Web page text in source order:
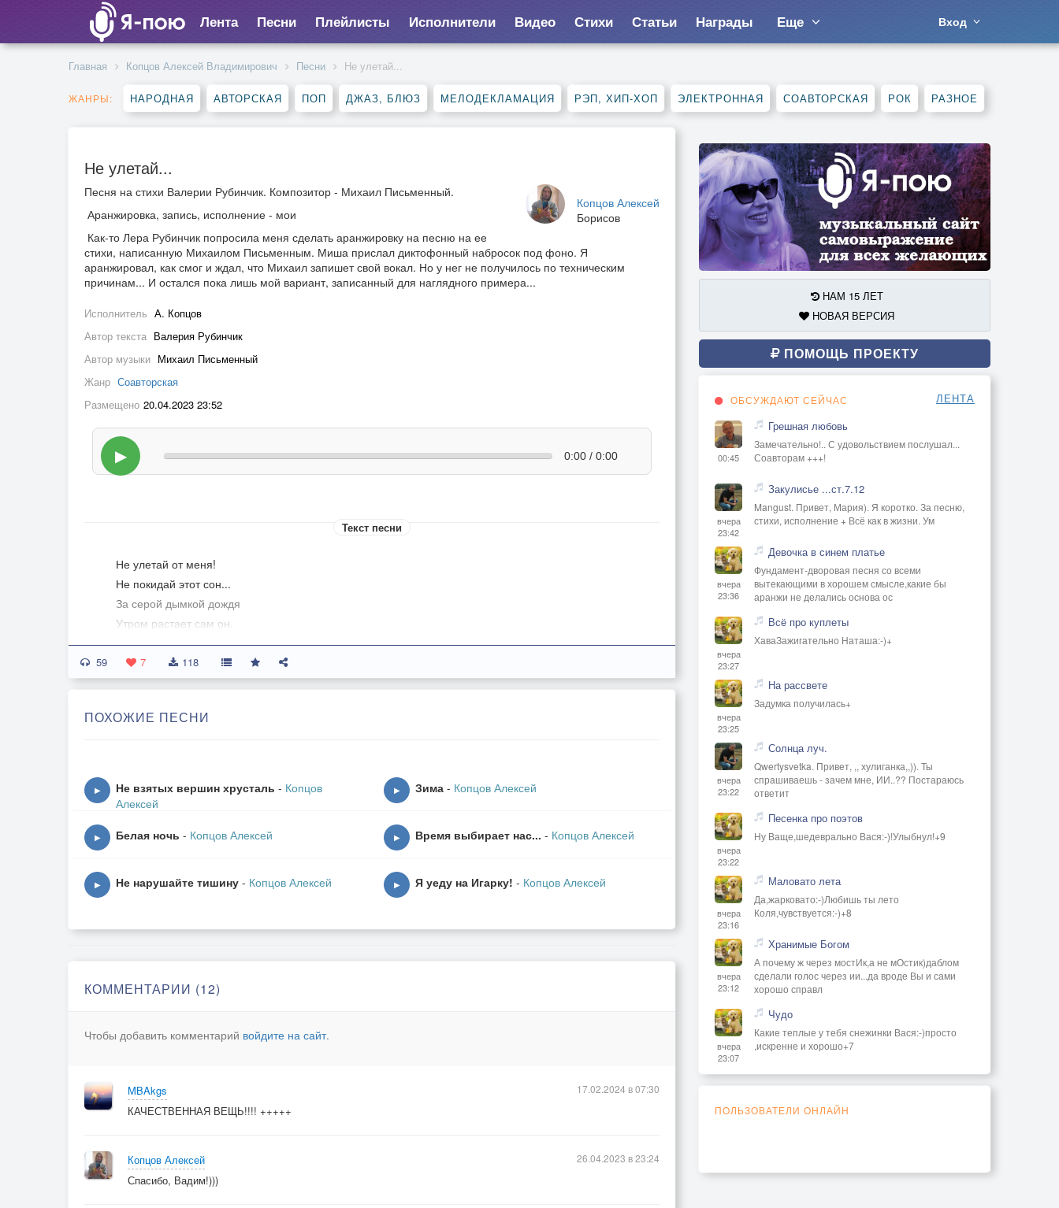
Лента Песни Плейлисты Исполнители Видео Стихи Статьи Награды Еще Вход
Главная Копцов Алексей Владимирович Песни Не улетай...
ЖАНРЫ: НАРОДНАЯ АВТОРСКАЯ ПОП ДЖАЗ, БЛЮЗ МЕЛОДЕКЛАМАЦИЯ РЭП, ХИП-ХОП ЭЛЕКТРОННАЯ СОАВТОРСКАЯ РОК РАЗНОЕ
Не улетай...
Копцов Алексей
Борисов
Песня на стихи Валерии Рубинчик. Композитор - Михаил Письменный.
Аранжировка, запись, исполнение - мои
Как-то Лера Рубинчик попросила меня сделать аранжировку на песню на ее
стихи, написанную Михаилом Письменным. Миша прислал диктофонный набросок под фоно. Я
аранжировал, как смог и ждал, что Михаил запишет свой вокал. Но у нег не получилось по техническим
причинам... И остался пока лишь мой вариант, записанный для наглядного примера...
Исполнитель А. Копцов
Автор текста Валерия Рубинчик
Автор музыки Михаил Письменный
Жанр Соавторская
Размещено 20.04.2023 23:52
▶ 0:00 / 0:00
Текст песни
Не улетай от меня!
Не покидай этот сон...
За серой дымкой дождя
Утром растает сам он.
Ты обними тишиной,
И оживет вмиг мечта...
Ласковый голос твой
Жизнь, словно тонкая нить
Вьется спиралью по краю.
Можешь лишь ты, я знаю!
Лунный прижмётся свет,
Не смоют нежность твою
59 7 118
ПОХОЖИЕ ПЕСНИ
▶ Не взятых вершин хрусталь - Копцов
Алексей
▶ Зима - Копцов Алексей
▶ Белая ночь - Копцов Алексей ▶ Время выбирает нас... - Копцов Алексей
▶ Не нарушайте тишину - Копцов Алексей ▶ Я уеду на Игарку! - Копцов Алексей
КОММЕНТАРИИ (12)
Чтобы добавить комментарий войдите на сайт.
MBAkgs
КАЧЕСТВЕННАЯ ВЕЩЬ!!!! +++++
17.02.2024 в 07:30
Копцов Алексей
Спасибо, Вадим!)))
26.04.2023 в 23:24
НАМ 15 ЛЕТ
НОВАЯ ВЕРСИЯ
ПОМОЩЬ ПРОЕКТУ
ОБСУЖДАЮТ СЕЙЧАС ЛЕНТА
00:45
Грешная любовь
Замечательно!.. С удовольствием послушал...
Соавторам +++!
вчера
23:42
Закулисье ...ст.7.12
Mangust. Привет, Мария). Я коротко. За песню,
стихи, исполнение + Всё как в жизни. Ум
вчера
23:36
Девочка в синем платье
Фундамент-дворовая песня со всеми
вытекающими в хорошем смысле,какие бы
аранжи не делались основа ос
вчера
23:27
Всё про куплеты
ХаваЗажигательно Наташа:-)+
вчера
23:25
На рассвете
Задумка получилась+
вчера
23:22
Солнца луч.
Qwertysvetka. Привет, ,, хулиганка,,)). Ты
спрашиваешь - зачем мне, ИИ..?? Постараюсь
ответит
вчера
23:22
Песенка про поэтов
Ну Ваще,шедеврально Вася:-)!Улыбнул!+9
вчера
23:16
Маловато лета
Да,жарковато:-)Любишь ты лето
Коля,чувствуется:-)+8
вчера
23:12
Хранимые Богом
А почему ж через мостИк,а не мОстик)даблом
сделали голос через ии...да вроде Вы и сами
хорошо справл
вчера
23:07
Чудо
Какие теплые у тебя снежинки Вася:-)просто
,искренне и хорошо+7
ПОЛЬЗОВАТЕЛИ ОНЛАЙН